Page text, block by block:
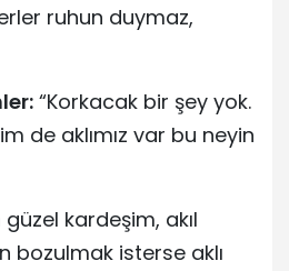
ruhun duymaz,
“Korkacak bir şey yok.
de aklımız var bu neyin
kardeşim, akıl
bozulmak isterse aklı